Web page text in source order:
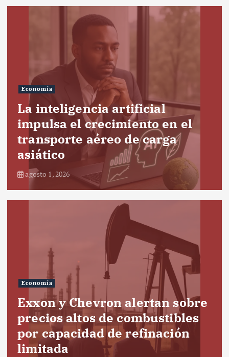
Economía
La inteligencia artificial
impulsa el crecimiento en el
transporte aéreo de carga
asiático
agosto 1, 2026
Economía
Exxon y Chevron alertan sobre
precios altos de combustibles
por capacidad de refinación
limitada